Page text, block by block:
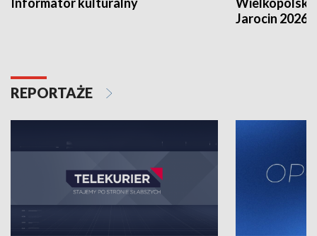
Jarocin 2026
REPORTAŻE